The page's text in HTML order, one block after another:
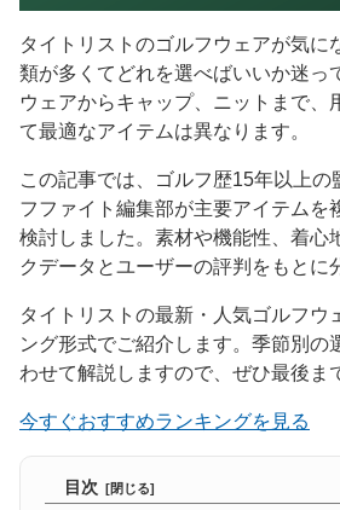
タイトリストのゴルフウェアが気に
類が多くてどれを選べばいいか迷っ
ウェアからキャップ、ニットまで、
て最適なアイテムは異なります。
この記事では、ゴルフ歴15年以上の
フファイト編集部が主要アイテムを
検討しました。素材や機能性、着心
クデータとユーザーの評判をもとに
タイトリストの最新・人気ゴルフウ
ング形式でご紹介します。季節別の
わせて解説しますので、ぜひ最後ま
今すぐおすすめランキングを見る
目次